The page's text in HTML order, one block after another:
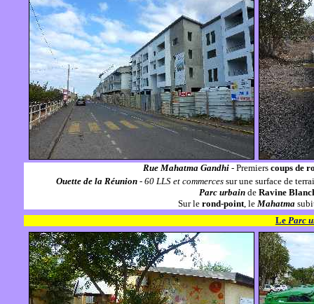
Rue Mahatma Gandhi - Premierscoups de
Ouette de la Réunion - 60 LLS et commerces sur une surface de
Parc urbain de Ravine
Sur le rond-point, leMahatma
Le Parc